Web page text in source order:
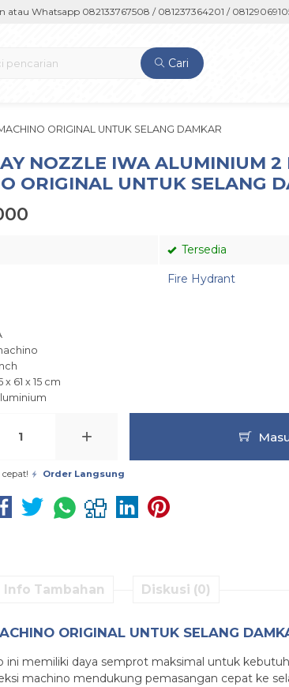
Whatsapp 082133767508 / 081237364201 / 081290691054
Cari
ORIGINAL UNTUK SELANG DAMKAR
NOZZLE IWA ALUMINIUM 2
ORIGINAL UNTUK SELANG
Tersedia
Fire Hydrant
x 61 x 15 cm
+
Order Langsung
Info Tambahan Diskusi (0)
ORIGINAL UNTUK SELANG
memiliki daya semprot maksimal untuk
machino mendukung pemasangan cepat ke